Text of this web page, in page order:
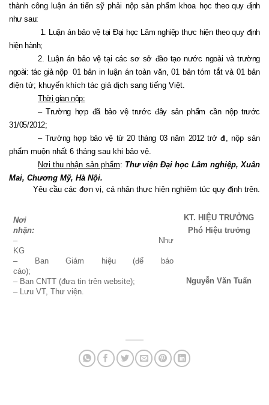
thành công luận án tiến sỹ phải nộp sản phẩm khoa học theo quy định
như sau:
1. Luận án bảo vệ tại Đại học Lâm nghiệp thực hiện theo quy định
hiện hành;
2. Luận án bảo vệ tại các sơ sở đào tạo nước ngoài và trường
ngoài: tác giả nộp 01 bản in luận án toàn văn, 01 bản tóm tắt và 01 bản
điện tử; khuyến khích tác giả dịch sang tiếng Việt.
Thời gian nộp:
– Trường hợp đã bảo vệ trước đây sản phẩm cần nộp trước
31/05/2012;
– Trường hợp bảo vệ từ 20 tháng 03 năm 2012 trở đi,nộp sản
phẩm muộn nhất 6 tháng sau khi bảo vệ.
Nơi thu nhận sản phẩm: Thư viện Đại học Lâm nghiệp, Xuân
Mai, Chương Mỹ, Hà Nội.
Yêu cầu các đơn vị, cá nhân thực hiện nghiêm túc quy định trên.
Nơi
nhận:
– Như
KG
– Ban Giám hiệu (để báo
cáo);
– Ban CNTT (đưa tin trên website);
– Lưu VT, Thư viện.
KT. HIỆU TRƯỞNG
PhóHiệu trưởng
Nguyễn Văn Tuấn